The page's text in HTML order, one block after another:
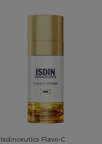
Isdinceutics Flavo-C